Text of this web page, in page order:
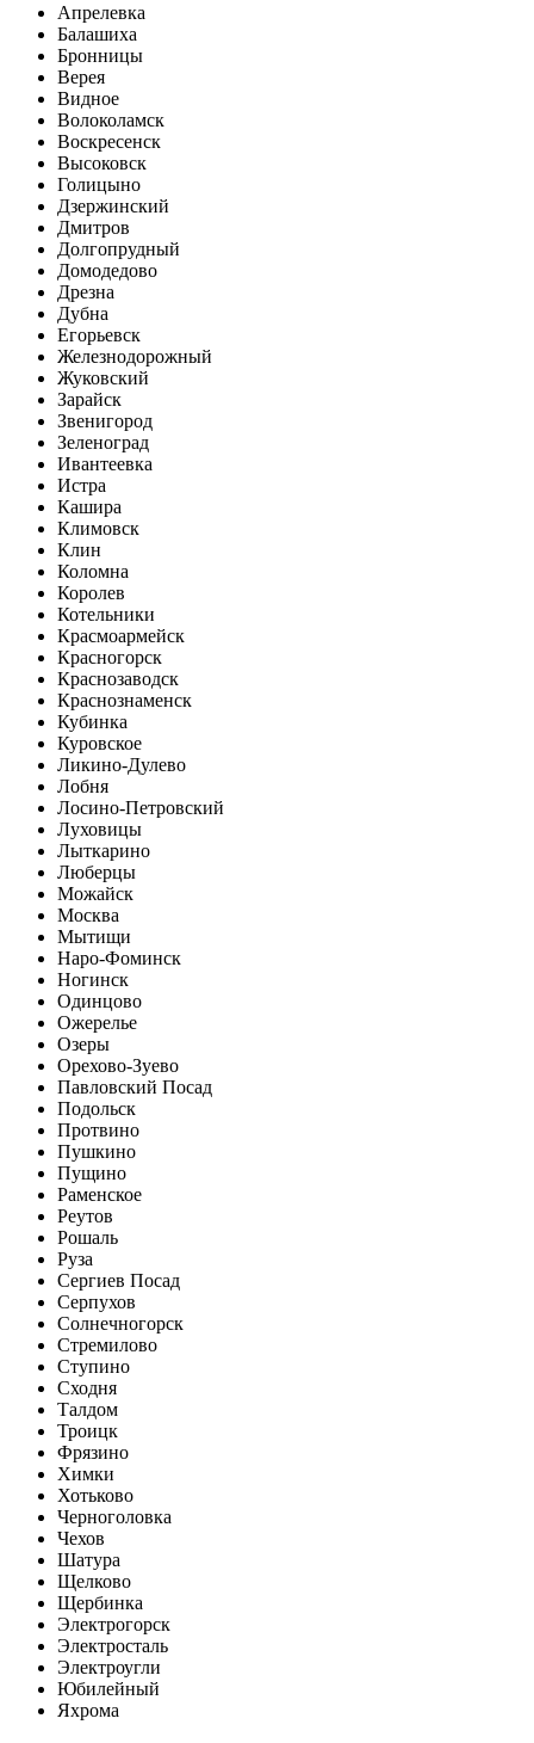
Апрелевка
Балашиха
Бронницы
Верея
Видное
Волоколамск
Воскресенск
Высоковск
Голицыно
Дзержинский
Дмитров
Долгопрудный
Домодедово
Дрезна
Дубна
Егорьевск
Железнодорожный
Жуковский
Зарайск
Звенигород
Зеленоград
Ивантеевка
Истра
Кашира
Климовск
Клин
Коломна
Королев
Котельники
Красмоармейск
Красногорск
Краснозаводск
Краснознаменск
Кубинка
Куровское
Ликино-Дулево
Лобня
Лосино-Петровский
Луховицы
Лыткарино
Люберцы
Можайск
Москва
Мытищи
Наро-Фоминск
Ногинск
Одинцово
Ожерелье
Озеры
Орехово-Зуево
Павловский Посад
Подольск
Протвино
Пушкино
Пущино
Раменское
Реутов
Рошаль
Руза
Сергиев Посад
Серпухов
Солнечногорск
Стремилово
Ступино
Сходня
Талдом
Троицк
Фрязино
Химки
Хотьково
Черноголовка
Чехов
Шатура
Щелково
Щербинка
Электрогорск
Электросталь
Электроугли
Юбилейный
Яхрома